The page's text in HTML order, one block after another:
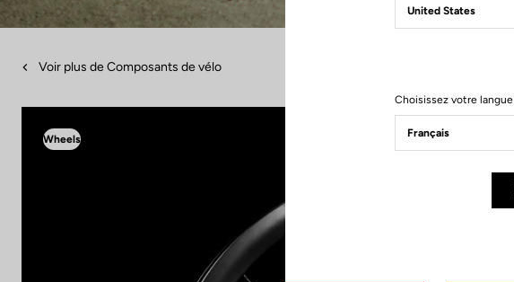
Voir plus de Composants de vélo
Wheels
Choisissez votre langue